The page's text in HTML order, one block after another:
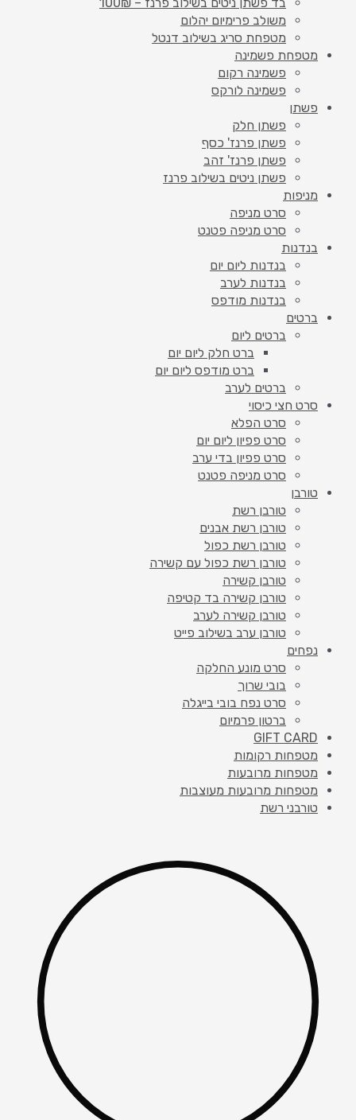
משולב פרימיום יהלום
מטפחת סריג בשילוב דנטל
מטפחת פשמינה
פשמינה רקום
פשמינה לורקס
פשתן
פשתן חלק
פשתן פרנז' כסף
פשתן פרנז' זהב
פשתן ניטים בשילוב פרנז
מניפות
סרט מניפה
סרט מניפה פטנט
בנדנות
בנדנות ליום יום
בנדנות לערב
בנדנות מודפס
ברטים
ברטים ליום
ברט חלק ליום יום
ברט מודפס ליום יום
ברטים לערב
סרט חצי כיסוי
סרט הפלא
סרט פפיון ליום יום
סרט פפיון בדי ערב
סרט מניפה פטנט
טורבן
טורבן רשת
טורבן רשת אבנים
טורבן רשת כפול
טורבן רשת כפול עם קשירה
טורבן קשירה
טורבן קשירה בד קטיפה
טורבן קשירה לערב
טורבן ערב בשילוב פייט
נפחים
סרט מונע החלקה
בובי שרוך
סרט נפח בובי בייגלה
ברטון פרמיום
GIFT CARD
מטפחות רקומות
מטפחות מרובעות
מטפחות מרובעות מעוצבות
טורבני רשת